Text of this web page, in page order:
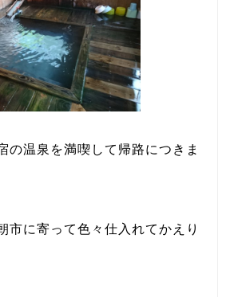
の温泉を満喫して帰路につきま
市に寄って色々仕入れてかえり